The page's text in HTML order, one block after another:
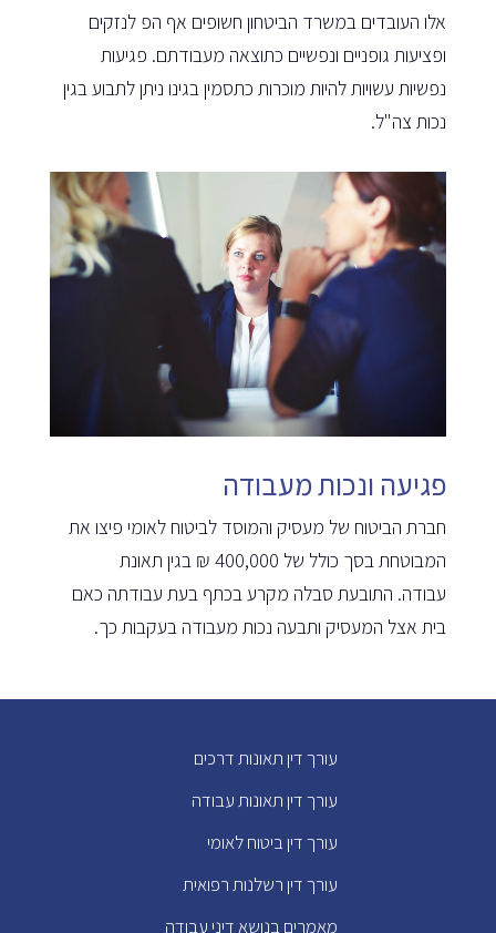
אלו העובדים במשרד הביטחון חשופים אף הפ לנזקים
ופציעות גופניים ונפשיים כתוצאה מעבודתם. פגיעות
נפשיות עשויות להיות מוכרות כתסמין בגינו ניתן לתבוע בגין
נכות צה"ל.
פגיעה ונכות מעבודה
חברת הביטוח של מעסיק והמוסד לביטוח לאומי פיצו את
המבוטחת בסך כולל של 400,000 ₪ בגין תאונת
עבודה. התובעת סבלה מקרע בכתף בעת עבודתה כאם
בית אצל המעסיק ותבעה נכות מעבודה בעקבות כך.
עורך דין תאונות דרכים
עורך דין תאונות עבודה
עורך דין ביטוח לאומי
עורך דין רשלנות רפואית
מאמרים בנושא דיני עבודה